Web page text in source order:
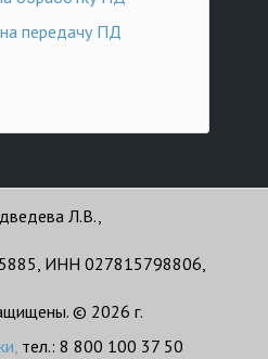
передачу ПД
Л.В.,
ИНН 027815798806,
© 2026 г.
, тел.: 8 800 100 37 50